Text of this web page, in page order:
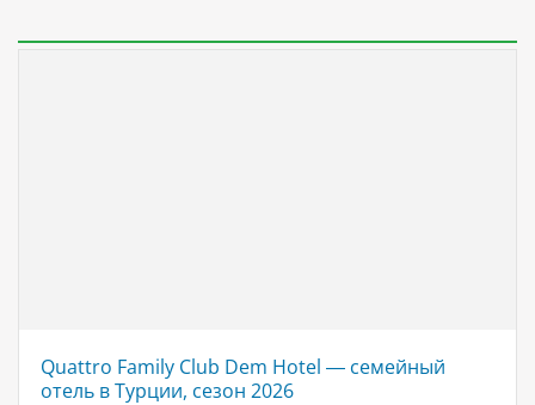
Quattro Family Club Dem Hotel — семейный
отель в Турции, сезон 2026